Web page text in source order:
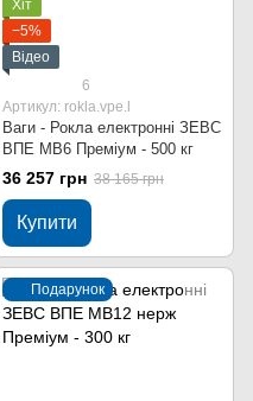
Хіт
−5%
Відео
6
Артикул: rokla.vpe.l
Ваги - Рокла електронні ЗЕВС
ВПЕ МВ6 Преміум - 500 кг
36 257 грн 38 165 грн
Купити
Подарунок